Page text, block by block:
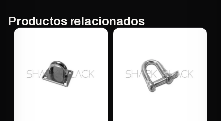
Productos relacionados